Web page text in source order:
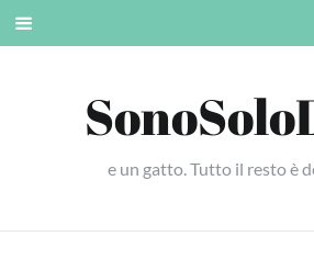
Skip
e un gatto. Tutto il resto è